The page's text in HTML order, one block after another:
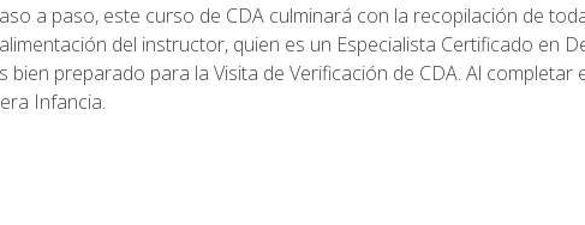
a paso, este curso de CDA culminará con la recopilación de
del instructor, quien es un Especialista Certificado en
bien preparado para la Visita de Verificación de CDA. Al
Infancia.